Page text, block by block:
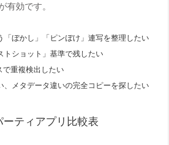
有効です。
「ぼかし」「ピンぼけ」連写を整理したい
トショット」基準で残したい
で重複検出したい
、メタデータ違いの完全コピーを探したい
ーティアプリ比較表